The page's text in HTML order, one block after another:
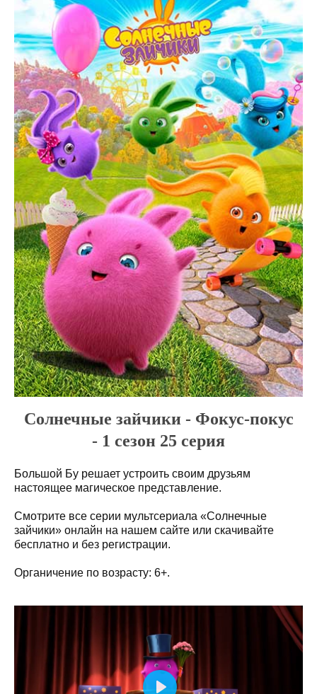
Солнечные зайчики - Фокус-покус
- 1 сезон 25 серия
Большой Бу решает устроить своим друзьям
настоящее магическое представление.
Смотрите все серии мультсериала «Солнечные
зайчики» онлайн на нашем сайте или скачивайте
бесплатно и без регистрации.
Органичение по возрасту: 6+.